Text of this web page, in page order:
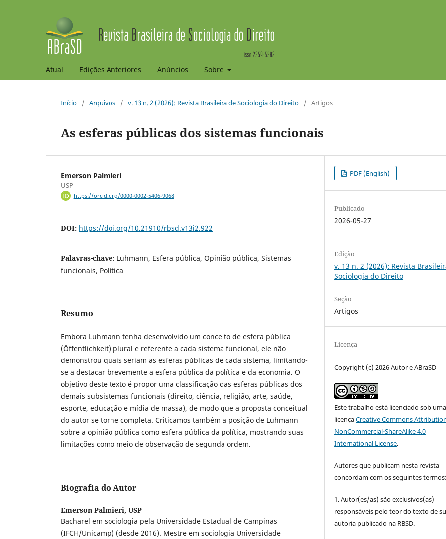
Atual Edições Anteriores Anúncios Sobre
Início / Arquivos / v. 13 n. 2 (2026): Revista Brasileira de Sociologia do Direito / Artigos
As esferas públicas dos sistemas funcionais
Emerson Palmieri
USP
https://orcid.org/0000-0002-5406-9068
DOI: https://doi.org/10.21910/rbsd.v13i2.922
Palavras-chave: Luhmann, Esfera pública, Opinião pública, Sistemas
funcionais, Política
Resumo
Embora Luhmann tenha desenvolvido um conceito de esfera pública
(Öffentlichkeit) plural e referente a cada sistema funcional, ele não
demonstrou quais seriam as esferas públicas de cada sistema, limitando-
se a destacar brevemente a esfera pública da política e da economia. O
objetivo deste texto é propor uma classificação das esferas públicas dos
demais subsistemas funcionais (direito, ciência, religião, arte, saúde,
esporte, educação e mídia de massa), de modo que a proposta conceitual
do autor se torne completa. Criticamos também a posição de Luhmann
sobre a opinião pública como esfera pública da política, mostrando suas
limitações como meio de observação de segunda ordem.
Biografia do Autor
Emerson Palmieri, USP
Bacharel em sociologia pela Universidade Estadual de Campinas
(IFCH/Unicamp) (desde 2016). Mestre em sociologia Universidade
PDF (English)
Publicado
2026-05-27
Edição
v. 13 n. 2 (2026): Revista
Sociologia do Direito
Seção
Artigos
Licença
Copyright (c) 2026 Autor e ABraSD
Este trabalho está licenciado sob uma
licençaCreative Commons
NonCommercial-ShareAlike 4.0
International License.
Autores que publicam nesta revista
concordam com os seguintes termos:
1. Autor(es/as) são exclusivos(as)
responsáveis pelo teor do texto de
autoria publicado na RBSD.